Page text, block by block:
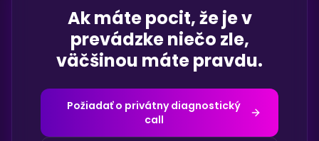
Ak máte pocit, že je v
prevádzke niečo zle,
väčšinou máte pravdu.
Požiadať o privátny diagnostický
call